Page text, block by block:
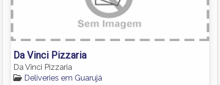
Da Vinci Pizzaria
Da Vinci Pizzaria
Deliveries em Guarujá